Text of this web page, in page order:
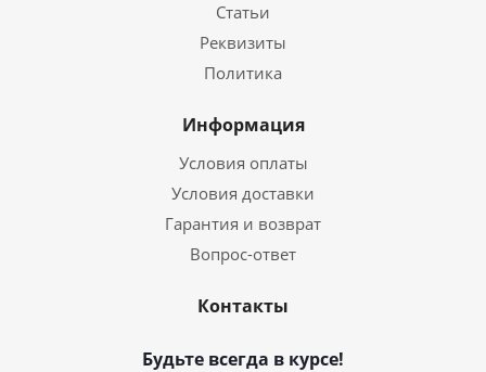
Статьи
Реквизиты
Политика
Информация
Условия оплаты
Условия доставки
Гарантия и возврат
Вопрос-ответ
Контакты
Будьте всегда в курсе!